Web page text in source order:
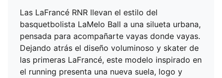
Las LaFrancé RNR llevan el estilo del
basquetbolista LaMelo Ball a una silueta urbana,
pensada para acompañarte vayas donde vayas.
Dejando atrás el diseño voluminoso y skater de
las primeras LaFrancé, este modelo inspirado en
el running presenta una nueva suela, logo y